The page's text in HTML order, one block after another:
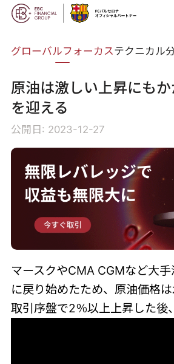
グローバルフォーカステクニカル
原油は激しい上昇にも
を迎える
公開日: 2023-12-27
マースクやCMA CGMなど大
に戻り始めたため、原油価格
取引序盤で2％以上上昇した後